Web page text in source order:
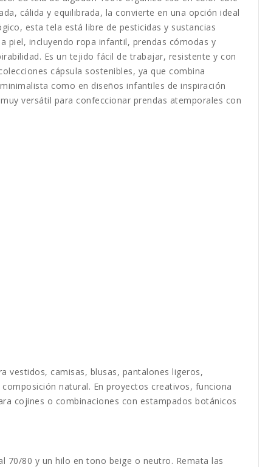
cálida y equilibrada, la convierte en una opción ideal
esta tela está libre de pesticidas y sustancias
piel, incluyendo ropa infantil, prendas cómodas y
Es un tejido fácil de trabajar, resistente y con
cápsula sostenibles, ya que combina
como en diseños infantiles de inspiración
versátil para confeccionar prendas atemporales con
vestidos, camisas, blusas, pantalones ligeros,
natural. En proyectos creativos, funciona
cojines o combinaciones con estampados botánicos
70/80 y un hilo en tono beige o neutro. Remata las